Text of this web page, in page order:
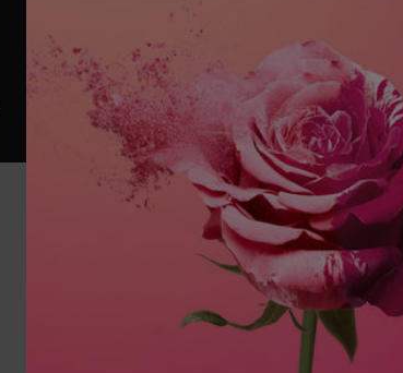
с всяка поръчка
АРОМАТИ
Разгледайте аромати
Най-продавани
Подаръчни комплекти